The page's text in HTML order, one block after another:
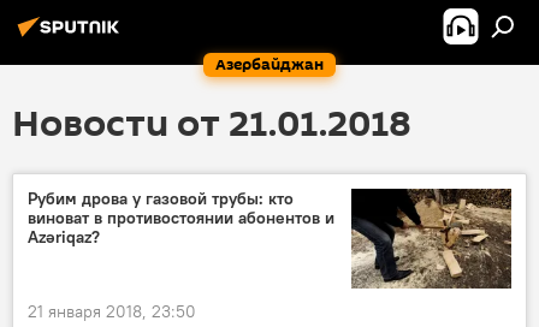
Азербайджан
Новости от 21.01.2018
Рубим дрова у газовой трубы: кто
виноват в противостоянии абонентов и
Azəriqaz?
21 января 2018, 23:50